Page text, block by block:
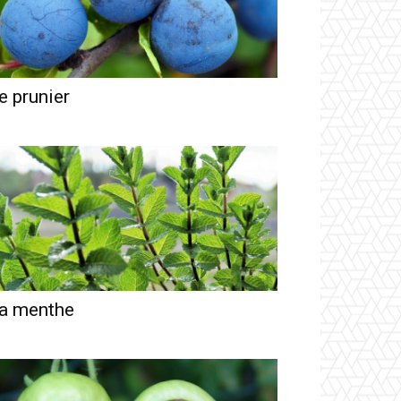
prunier
menthe